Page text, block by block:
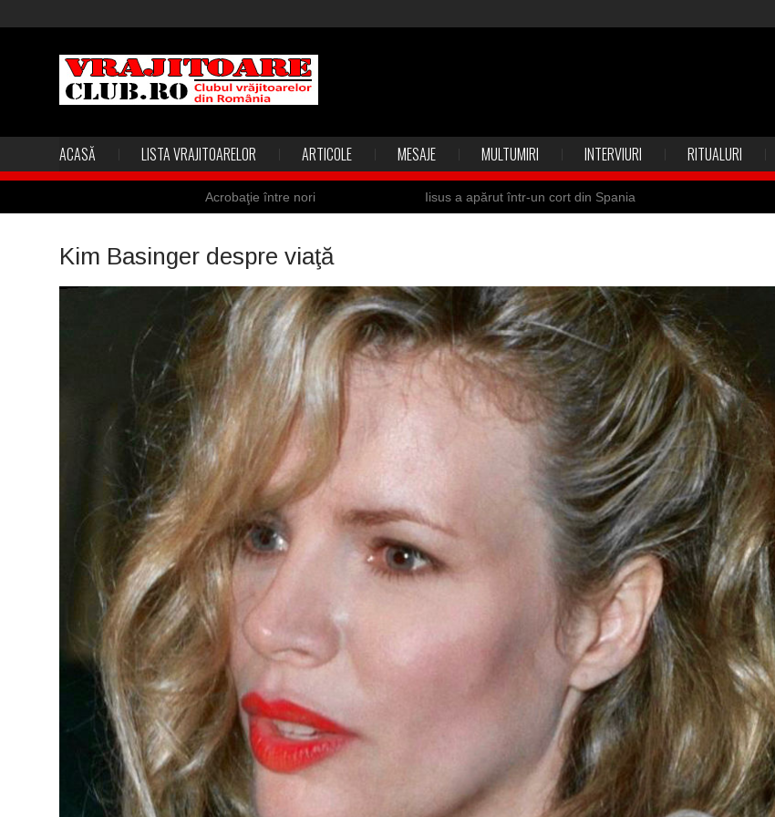
ACASĂ LISTA VRAJITOARELOR ARTICOLE MESAJE MULTUMIRI INTERVIURI RITUALURI
Acrobaţie între nori Iisus a apărut într-un cort din Spania
Madona lacrimilor din Siracusa (Silcilia)
Derba, un oraş misterios vizitat şi de sfântul Petre Vrăjitorul Merlin şi regele Arthur
Şi-a vândut soţia pentru un ritual de magie neagră
Kim Basinger despre viaţă